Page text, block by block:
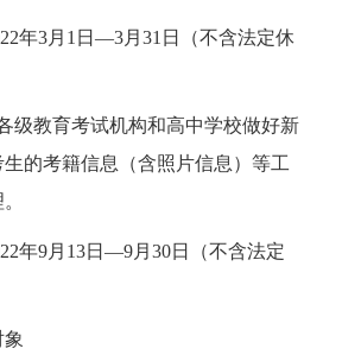
年3月1日—3月31日（不含法定休
级教育考试机构和高中学校做好新
的考籍信息（含照片信息）等工
年9月13日—9月30日（不含法定
象